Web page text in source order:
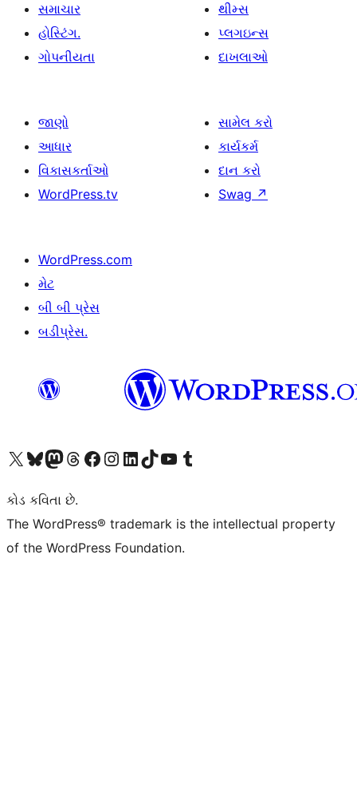
સમાચાર
હોસ્ટિંગ.
ગોપનીયતા
થીમ્સ
પ્લગઇન્સ
દાખલાઓ
જાણો
આધાર
વિકાસકર્તાઓ
WordPress.tv
સામેલ કરો
કાર્યકર્મ
દાન કરો
Swag ↗
WordPress.com
મેટ
બી બી પ્રેસ
બડીપ્રેસ.
અમારા X (અગાઉ ટ્વિટર) એકાઉન્ટની મુલાકાત લોઅમારા Bluesky એકાઉન્ટની મુલાકાત લોઅમારા માસ્ટોડોન એકાઉન્ટની મુલાકાત લોઅમારા Threads એકાઉન્ટની મુલાકાત લો અમારા ફેસબુક પેજની મુલાકાત લોઅમારા ઇન્સ્ટાગ્રામ એકાઉન્ટની મુલાકાત લો અમારા LinkedIn એકાઉન્ટની મુલાકાત લોઅમારા TikTok એકાઉન્ટની મુલાકાત લોઅમારી YouTube ચેનલની મુલાકાત લો અમારા Tumblr એકાઉન્ટની મુલાકાત લો
કોડ કવિતા છે.
The WordPress® trademark is the intellectual property
of the WordPress Foundation.